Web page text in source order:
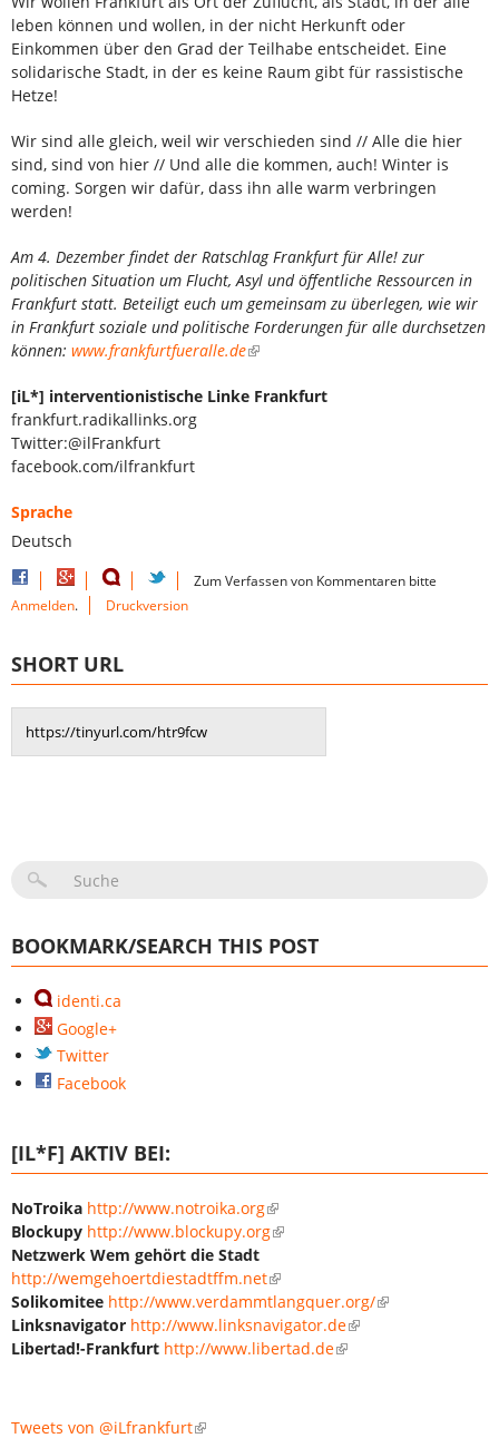
leben können und wollen, in der nicht Herkunft oder
Einkommen über den Grad der Teilhabe entscheidet. Eine
solidarische Stadt, in der es keine Raum gibt für rassistische
Hetze!
Wir sind alle gleich, weil wir verschieden sind // Alle die hier
sind, sind von hier // Und alle die kommen, auch! Winter is
coming. Sorgen wir dafür, dass ihn alle warm verbringen
werden!
Am 4. Dezember findet der Ratschlag Frankfurt für Alle! zur
politischen Situation um Flucht, Asyl und öffentliche Ressourcen in
Frankfurt statt. Beteiligt euch um gemeinsam zu überlegen, wie wir
in Frankfurt soziale und politische Forderungen für alle durchsetzen
können: www.frankfurtfueralle.de
[iL*] interventionistische Linke Frankfurt
frankfurt.radikallinks.org
Twitter:@ilFrankfurt
facebook.com/ilfrankfurt
Sprache
Deutsch
Zum Verfassen von Kommentaren bitte
Anmelden. Druckversion
SHORT URL
SUCHFORMULAR
BOOKMARK/SEARCH THIS POST
identi.ca
Google+
Twitter
Facebook
[IL*F] AKTIV BEI:
NoTroika http://www.notroika.org
Blockupy http://www.blockupy.org
Netzwerk Wem gehört die Stadt
http://wemgehoertdiestadtffm.net
Solikomitee http://www.verdammtlangquer.org/
Linksnavigator http://www.linksnavigator.de
Libertad!-Frankfurt http://www.libertad.de
Tweets von @iLfrankfurt